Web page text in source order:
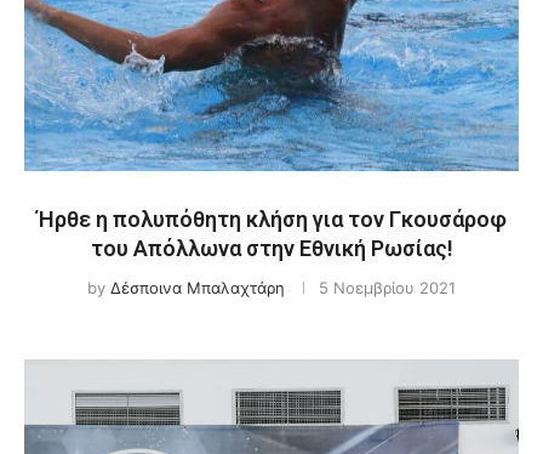
Ήρθε η πολυπόθητη κλήση για τον Γκουσάροφ
του Απόλλωνα στην Εθνική Ρωσίας!
by Δέσποινα Μπαλαχτάρη 5 Νοεμβρίου 2021